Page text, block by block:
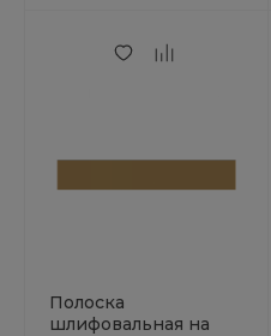
Полоска
шлифовальная на